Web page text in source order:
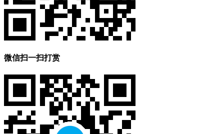
微信扫一扫打赏